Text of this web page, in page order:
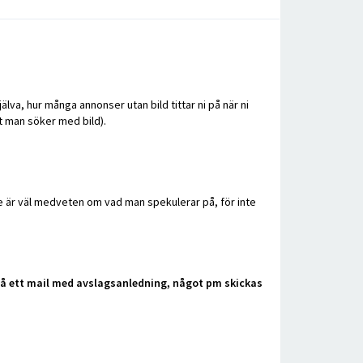
hur många annonser utan bild tittar ni på när ni
söker med bild).
väl medveten om vad man spekulerar på, för inte
ett mail med avslagsanledning, något pm skickas